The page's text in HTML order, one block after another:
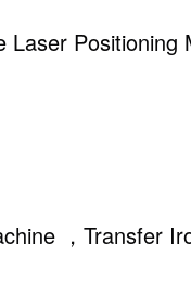
Laser Positioning
，Transfer